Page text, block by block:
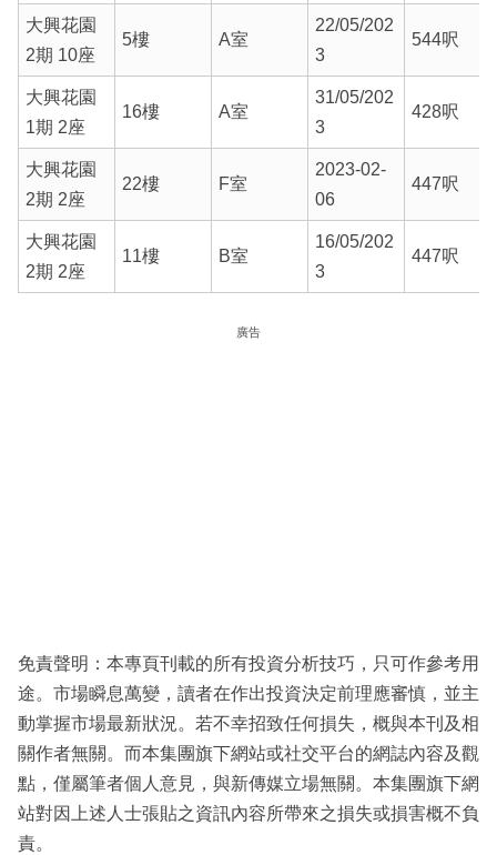
大興花園
2期 10座
5樓 A室
22/05/202
3
544呎
大興花園
1期 2座
16樓 A室
31/05/202
3
428呎
大興花園
2期 2座
22樓 F室
2023-02-
06
447呎
大興花園
2期 2座
11樓 B室
16/05/202
3
447呎
廣告
免責聲明：本專頁刊載的所有投資分析技巧，只可作參考用
途。市場瞬息萬變，讀者在作出投資決定前理應審慎，並主
動掌握市場最新狀況。若不幸招致任何損失，概與本刊及相
關作者無關。而本集團旗下網站或社交平台的網誌內容及觀
點，僅屬筆者個人意見，與新傳媒立場無關。本集團旗下網
站對因上述人士張貼之資訊內容所帶來之損失或損害概不負
責。